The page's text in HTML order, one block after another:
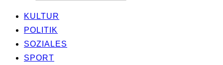
KUL­TUR
POLI­TIK
SOZIA­LES
SPORT